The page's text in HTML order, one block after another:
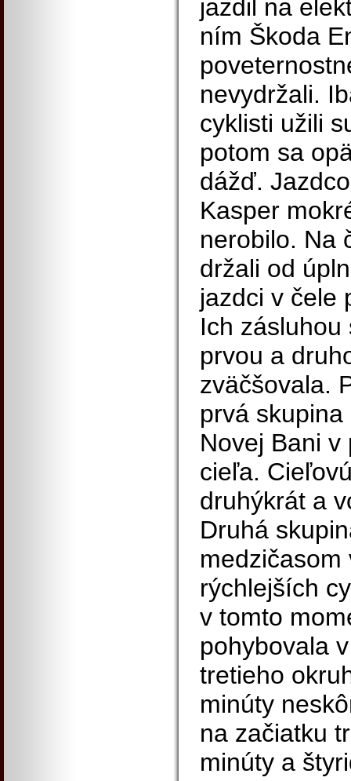
jazdil na
ním Škoda
nevydržali.
cyklisti užili
potom sa
dážď.
Kasper
nerobilo. Na
držali od
jazdci v čele
Ich
prvou a
zväčšovala.
prvá
Novej Bani v
cieľa.
druhýkrát a
Druhá
medzičasom
rýchlejších
v tomto
pohybovala
tretieho
minúty
na začiatku
minúty a